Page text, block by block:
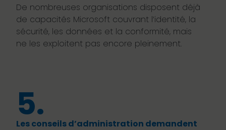
De nombreuses organisations disposent déjà
de capacités Microsoft couvrant l’identité, la
sécurité, les données et la conformité, mais
ne les exploitent pas encore pleinement.
5.
Les conseils d’administration demandent